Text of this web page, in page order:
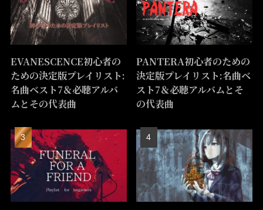
EVANESCENCE初心者の
ための決定版プレイリスト:
名曲ベスト7＆必聴アルバ
ムとその代表曲
PANTERA初心者のための
決定版プレイリスト:名曲ベ
スト7＆必聴アルバムとそ
の代表曲